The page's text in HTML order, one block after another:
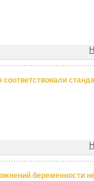
соответствовали
беременности